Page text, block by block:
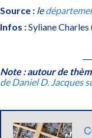
Source : ledéparte
Infos :Syliane Charles
Note : autour de
de Daniel D. Jacques